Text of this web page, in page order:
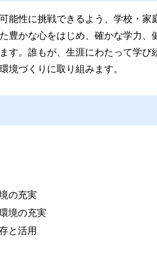
能性に挑戦できるよう、学校・家
豊かな心をはじめ、確かな学力、
す。誰もが、生涯にわたって学び
境づくりに取り組みます。
の充実
境の充実
と活用